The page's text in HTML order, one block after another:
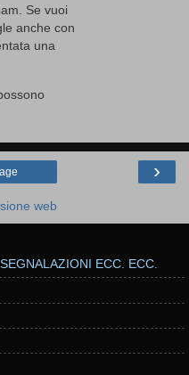
Se vuoi
anche con
una
›
web
ECC. ECC.